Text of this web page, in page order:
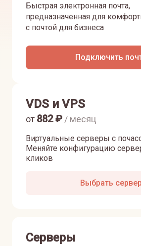
Быстрая электронная почта,
предназначенная для
с почтой для бизнеса
Подключить
VDS и VPS
Виртуальные серверы с
Меняйте конфигурацию
кликов
от 882₽ / месяц
Выбрать сервер
Серверы